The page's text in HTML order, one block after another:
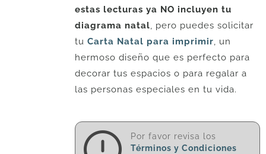
estas lecturas ya NO incluyen tu
diagrama natal, pero puedes solicitar
tu Carta Natal para imprimir, un
hermoso diseño que es perfecto para
decorar tus espacios o para regalar a
las personas especiales en tu vida.
Por favor revisa los
Términos y Condiciones